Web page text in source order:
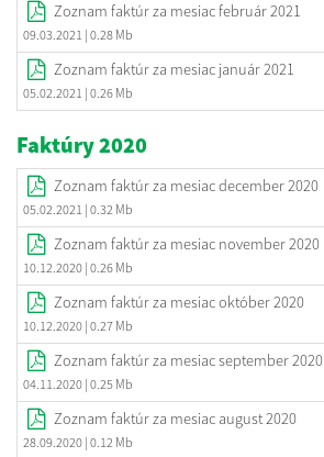
Zoznam faktúr za mesiac február 2021
09.03.2021 | 0.28 Mb
Zoznam faktúr za mesiac január 2021
05.02.2021 | 0.26 Mb
Faktúry 2020
Zoznam faktúr za mesiac december 2020
05.02.2021 | 0.32 Mb
Zoznam faktúr za mesiac november 2020
10.12.2020 | 0.26 Mb
Zoznam faktúr za mesiac október 2020
10.12.2020 | 0.27 Mb
Zoznam faktúr za mesiac september 2020
04.11.2020 | 0.25 Mb
Zoznam faktúr za mesiac august 2020
28.09.2020 | 0.12 Mb